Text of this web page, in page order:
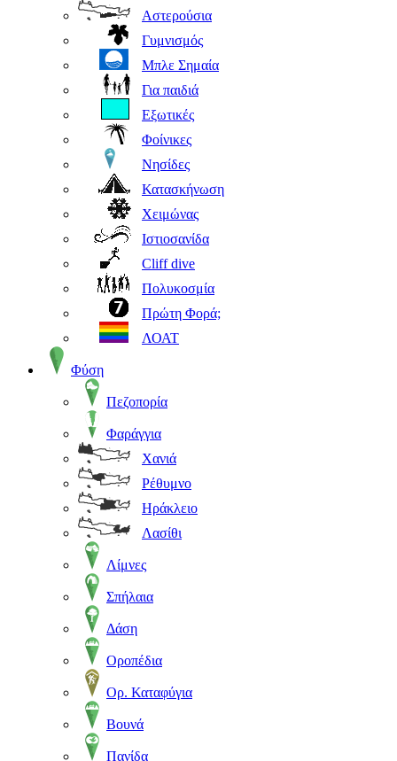
Αστερούσια
Γυμνισμός
Μπλε Σημαία
Για παιδιά
Εξωτικές
Φοίνικες
Νησίδες
Κατασκήνωση
Χειμώνας
Ιστιοσανίδα
Cliff dive
Πολυκοσμία
Πρώτη Φορά;
ΛΟΑΤ
Φύση
Πεζοπορία
Φαράγγια
Χανιά
Ρέθυμνο
Ηράκλειο
Λασίθι
Λίμνες
Σπήλαια
Δάση
Οροπέδια
Ορ. Καταφύγια
Βουνά
Πανίδα